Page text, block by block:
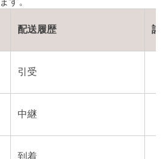
配送履歴 詳
引受
中継
到着